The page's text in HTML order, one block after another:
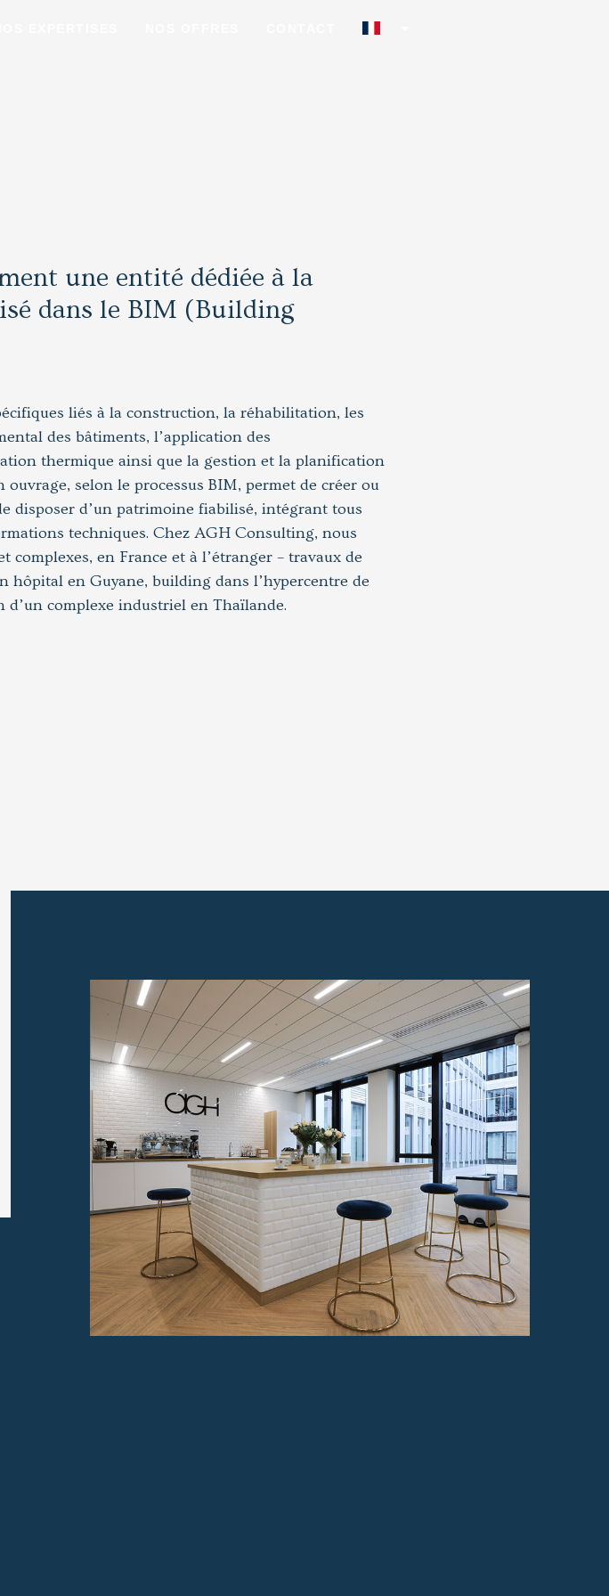
une entité dédiée à la
dans le BIM (Building
liés à la construction, la réhabilitation, les
des bâtiments, l’application des
thermique ainsi que la gestion et la planification
selon le processus BIM, permet de créer ou
disposer d’un patrimoine fiabilisé, intégrant tous
techniques. Chez AGH Consulting, nous
en France et à l’étranger – travaux de
hôpital en Guyane, building dans l’hypercentre de
complexe industriel en Thaïlande.